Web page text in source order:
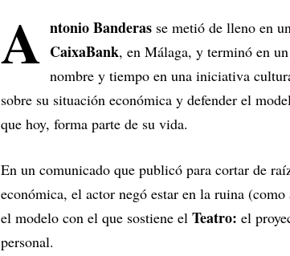
A ntonio Banderas se metió de lleno en
CaixaBank, en Málaga, y terminó en
nombre y tiempo en una iniciativa
sobre su situación económica y defender el
que hoy, forma parte de su vida.
En un comunicado que publicó para cortar de
económica, el actor negó estar en la ruina
el modelo con el que sostiene el Teatro: el
personal.